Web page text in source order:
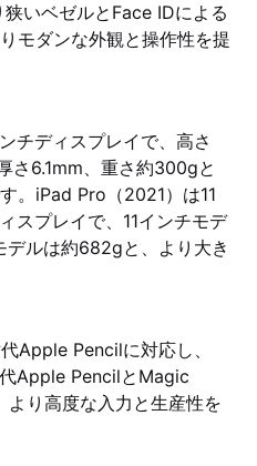
いベゼルとFace IDによる
モダンな外観と操作性を提
チディスプレイで、高さ
さ6.1mm、重さ約300gと
。iPad Pro（2021）は11
スプレイで、11インチモデ
ルは約682gと、より大き
Apple Pencilに対応し、
Apple PencilとMagic
り高度な入力と生産性を